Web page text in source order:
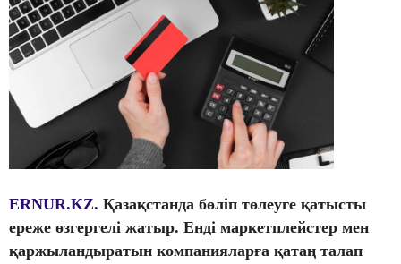
ERNUR.KZ. Қазақстанда бөліп төлеуге қатысты
ереже өзгергелі жатыр. Енді маркетплейстер мен
қаржыландыратын компанияларға қатаң талап